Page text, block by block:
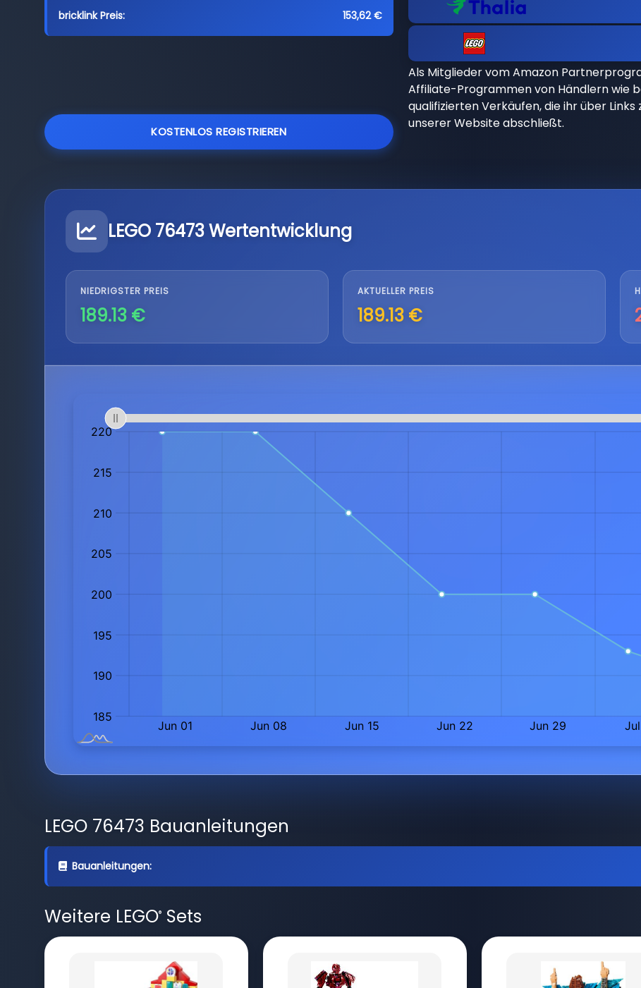
bricklink Preis:
153,62 €
KOSTENLOS REGISTRIEREN
Als Mitglieder vom Amazon
Affiliate-Programmen von Händlern wie
qualifizierten Verkäufen, die ihr über
unserer Website abschließt.
LEGO 76473 Wertentwicklung
NIEDRIGSTER PREIS
189.13 €
AKTUELLER PREIS
189.13 €
LEGO 76473 Bauanleitungen
Bauanleitungen:
Weitere LEGO®Sets